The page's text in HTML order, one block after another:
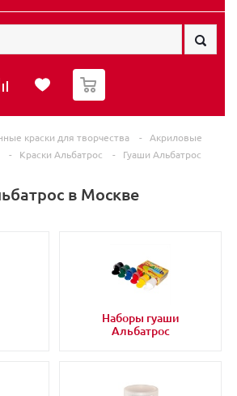
0
краски для творчества -
Акриловые
- Краски Альбатрос - Гуаши Альбатрос
в Москве
Наборы гуаши
Альбатрос